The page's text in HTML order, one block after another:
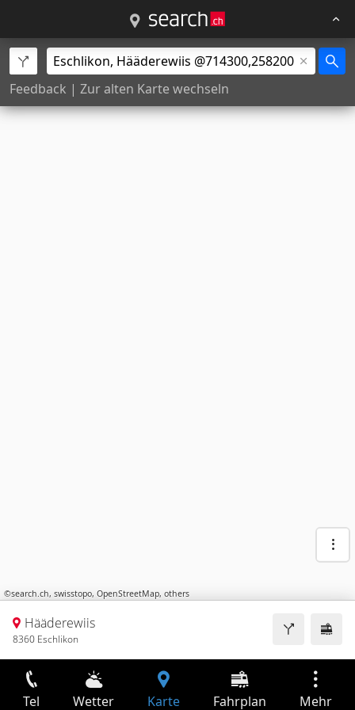
Feedback | Zur alten Karte wechseln
©search.ch, swisstopo, OpenStreetMap, others
Hääderewiis
8360 Eschlikon
Tel Wetter Karte Fahrplan Mehr